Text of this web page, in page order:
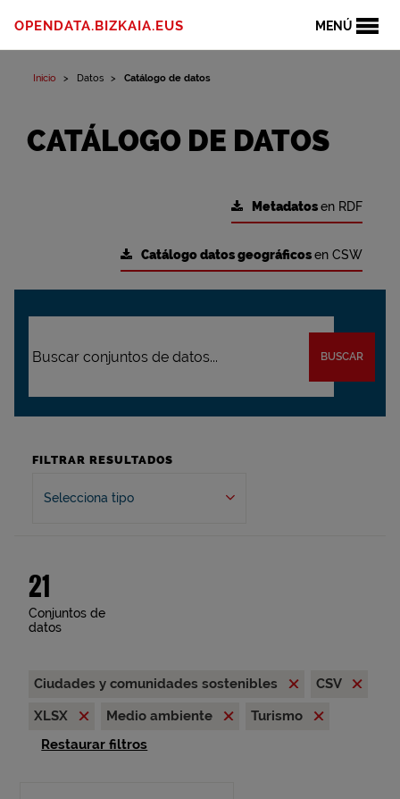
MENÚ
OPENDATA.BIZKAIA.EUS
Inicio Datos Catálogo de datos
CATÁLOGO DE DATOS
Metadatosen RDF
Catálogo datos geográficosen CSW
BUSCAR
FILTRAR RESULTADOS
Selecciona tipo
21
Conjuntos de
datos
Ciudades y comunidades sostenibles
CSV
XLSX
Medio ambiente
Turismo
Restaurar filtros